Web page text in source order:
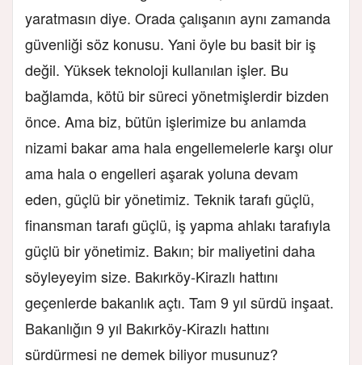
yaratmasın diye. Orada çalışanın aynı zamanda
güvenliği söz konusu. Yani öyle bu basit bir iş
değil. Yüksek teknoloji kullanılan işler. Bu
bağlamda, kötü bir süreci yönetmişlerdir bizden
önce. Ama biz, bütün işlerimize bu anlamda
nizami bakar ama hala engellemelerle karşı olur
ama hala o engelleri aşarak yoluna devam
eden, güçlü bir yönetimiz. Teknik tarafı güçlü,
finansman tarafı güçlü, iş yapma ahlakı tarafıyla
güçlü bir yönetimiz. Bakın; bir maliyetini daha
söyleyeyim size. Bakırköy-Kirazlı hattını
geçenlerde bakanlık açtı. Tam 9 yıl sürdü inşaat.
Bakanlığın 9 yıl Bakırköy-Kirazlı hattını
sürdürmesi ne demek biliyor musunuz?